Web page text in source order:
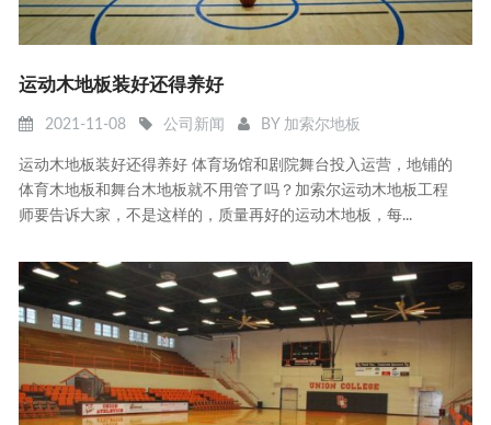
运动木地板装好还得养好
2021-11-08 公司新闻 BY 加索尔地板
运动木地板装好还得养好 体育场馆和剧院舞台投入运营，地铺的
体育木地板和舞台木地板就不用管了吗？加索尔运动木地板工程
师要告诉大家，不是这样的，质量再好的运动木地板，每...